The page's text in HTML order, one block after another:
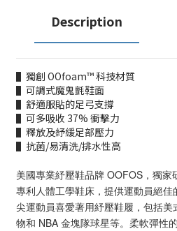
Description
▌獨創 OOfoam™ 科技材質
▌可調式魔鬼氈鞋面
▌舒適服貼的足弓支撐
▌可多吸收 37% 衝擊力
▌釋放及紓緩足部壓力
▌抗菌/易清洗/排水性高
美國專業紓壓鞋品牌 OOFOS，獨
專利人體工學鞋床，提供運動員絕
尖運動員喜愛著用紓壓鞋履，包括
物和 NBA 金塊隊球星等。柔軟彈性